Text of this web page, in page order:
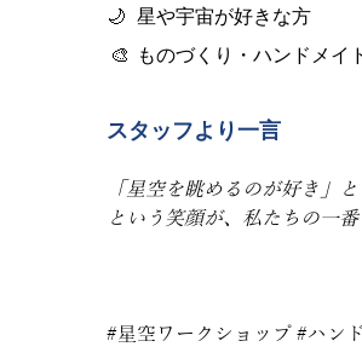
🌙   星や宇宙が好きな方
🎨  ものづくり・ハンドメイ
スタッフより一言
「星空を眺めるのが好き」
という笑顔が、私たちの一
#星空ワークショップ #ハン